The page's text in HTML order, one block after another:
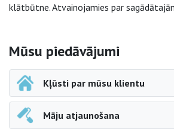
klātbūtne. Atvainojamies par
Sāna navigācija
Mūsu piedāvājumi
Kļūsti par mūsu klientu
Māju atjaunošana